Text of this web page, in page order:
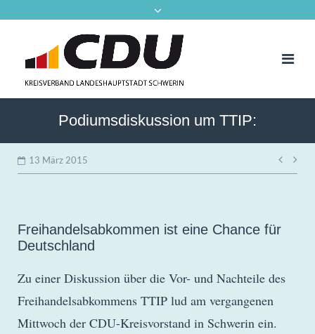
Podiumsdiskussion um TTIP:
13 März 2015
Freihandelsabkommen ist eine Chance für
Deutschland
Zu einer Diskussion über die Vor- und Nachteile des
Freihandelsabkommens TTIP lud am vergangenen
Mittwoch der CDU-Kreisvorstand in Schwerin ein.